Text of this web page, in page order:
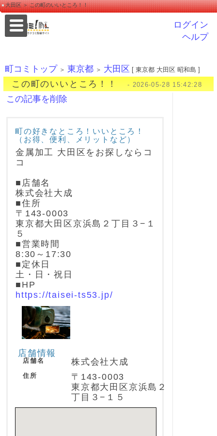
大田区 ＞ この町のいいところ！！
ログイン
ヘルプ
町コミトップ ＞ 東京都 ＞ 大田区 [ 東京都 大田区 昭和島 ]
この町のいいところ！！ - 2026-05-28 15:42:28
この記事を削除
町の好きなところ！いいところ！
（お得、便利、メリットなど）
金属加工 大田区をお探しならコ
コ
■店舗名
株式会社大成
■住所
〒143-0003
東京都大田区京浜島２丁目３−１
５
■営業時間
8:30～17:30
■定休日
土・日・祝日
■HP
https://taisei-ts53.jp/
店舗情報
店舗名 株式会社大成
住所
〒143-0003
東京都大田区京浜島２
丁目３−１５